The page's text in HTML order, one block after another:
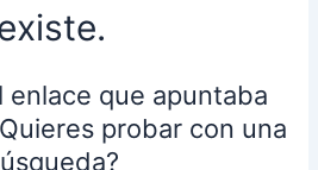
enlace que apuntaba
probar con una